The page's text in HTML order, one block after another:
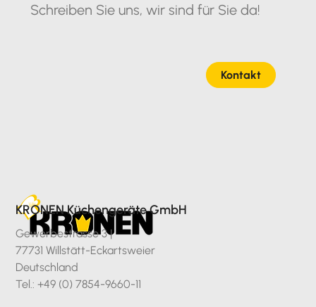
Schreiben Sie uns, wir sind für Sie da!
Kontakt
KRONEN Küchengeräte GmbH
Gewerbestrasse 3 |
77731 Willstätt-Eckartsweier
Deutschland
Tel.: +49 (0) 7854-9660-11